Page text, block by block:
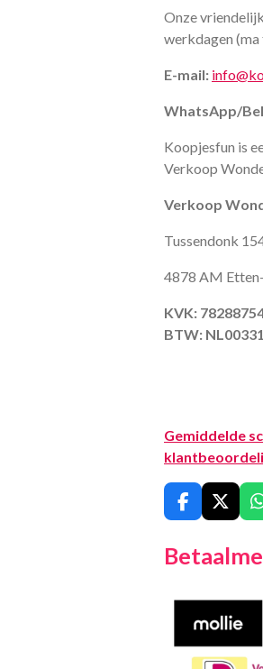
Onze
werkdagen
E-mail:
WhatsApp/
Koopjesfun is
Verkoop
Verkoop
Tussendonk
4878 AM
KVK:
BTW:
Gemiddelde
F
a
e
X
t